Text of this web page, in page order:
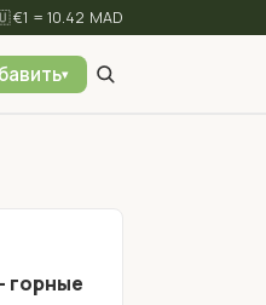
= 10.42 MAD
▾
горные